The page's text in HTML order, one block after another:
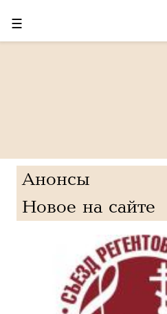
☰
Анонсы
Новое на сайте